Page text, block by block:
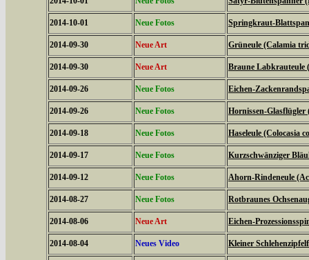
2014-10-01 Neue Fotos Springkraut-
2014-09-30 Neue Art Grüneule (Calamia
2014-09-30 Neue Art Braune Labkrauteule
2014-09-26 Neue Fotos Eichen-
2014-09-26 Neue Fotos Hornissen-Glasflügler
2014-09-18 Neue Fotos Haseleule (Colocasia
2014-09-17 Neue Fotos Kurzschwänziger
2014-09-12 Neue Fotos Ahorn-Rindeneule
2014-08-27 Neue Fotos Rotbraunes
2014-08-06 Neue Art Eichen-
2014-08-04 Neues Video Kleiner